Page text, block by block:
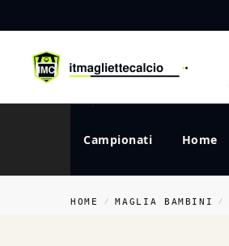
Campionati Home
HOME / MAGLIA BAMBINI /